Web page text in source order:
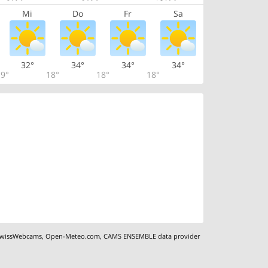
Mi Do Fr Sa
32°
18°
34°
18°
34°
18°
34°
,Open-Meteo.com,CAMS ENSEMBLE data provider